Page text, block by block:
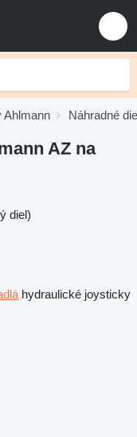
Ahlmann Náhradné
AZ na
diel)
hydraulické joysticky